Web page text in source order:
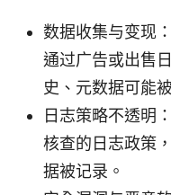
数据收集与变现
通过广告或出售
史、元数据可能
日志策略不透明
核查的日志政策
据被记录。